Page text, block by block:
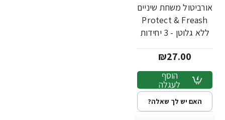
אורביטול משחת שיניים
Protect & Freash
ללא גלוטן - 3 יחידות
₪27.00
הוסף
לעגלה
האם יש לך שאלה?